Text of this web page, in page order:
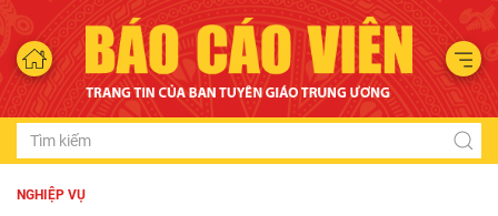
NGHIỆP VỤ